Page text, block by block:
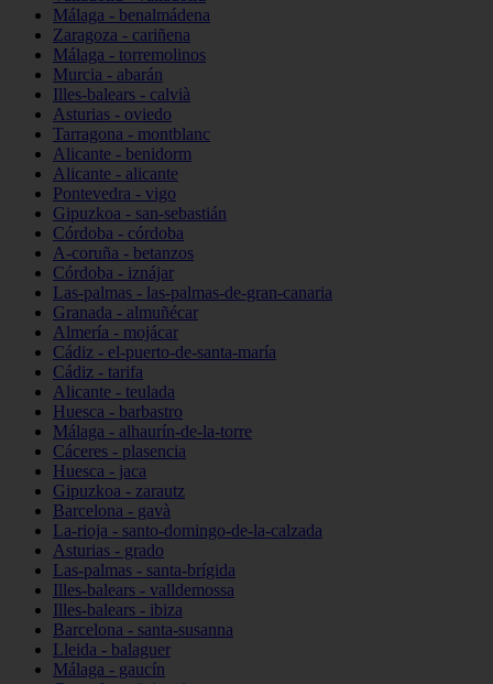
Málaga - benalmádena
Zaragoza - cariñena
Málaga - torremolinos
Murcia - abarán
Illes-balears - calvià
Asturias - oviedo
Tarragona - montblanc
Alicante - benidorm
Alicante - alicante
Pontevedra - vigo
Gipuzkoa - san-sebastián
Córdoba - córdoba
A-coruña - betanzos
Córdoba - iznájar
Las-palmas - las-palmas-de-gran-canaria
Granada - almuñécar
Almería - mojácar
Cádiz - el-puerto-de-santa-maría
Cádiz - tarifa
Alicante - teulada
Huesca - barbastro
Málaga - alhaurín-de-la-torre
Cáceres - plasencia
Huesca - jaca
Gipuzkoa - zarautz
Barcelona - gavà
La-rioja - santo-domingo-de-la-calzada
Asturias - grado
Las-palmas - santa-brígida
Illes-balears - valldemossa
Illes-balears - ibiza
Barcelona - santa-susanna
Lleida - balaguer
Málaga - gaucín